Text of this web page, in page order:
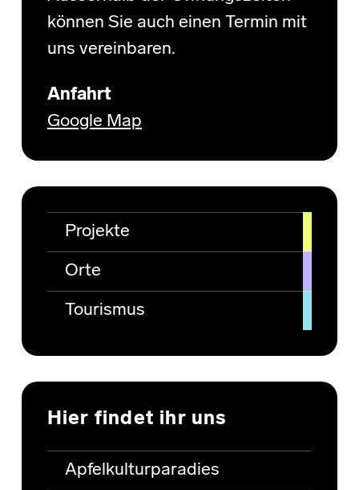
können Sie auch einen Termin mit
uns vereinbaren.
Anfahrt
Google Map
Projekte
Orte
Tourismus
Hier findet ihr uns
Apfelkulturparadies